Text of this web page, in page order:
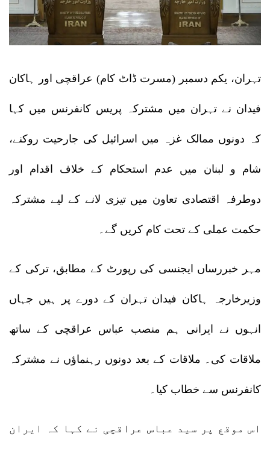
تہران، یکم دسمبر (مسرت ڈاٹ کام) عراقچی اور ہاکان
فیدان نے تہران میں مشترکہ پریس کانفرنس میں کہا
کہ دونوں ممالک غزہ میں اسرائیل کی جارحیت روکنے،
شام و لبنان میں عدم استحکام کے خلاف اقدام اور
دوطرفہ اقتصادی تعاون میں تیزی لانے کے لیے مشترکہ
حکمت عملی کے تحت کام کریں گے۔
مہر خبررساں ایجنسی کی رپورٹ کے مطابق، ترکی کے
وزیرخارجہ ہاکان فیدان تہران کے دورے پر ہیں جہاں
انہوں نے ایرانی ہم منصب عباس عراقچی کے ساتھ
ملاقات کی۔ ملاقات کے بعد دونوں رہنماؤں نے مشترکہ
کانفرنس سے خطاب کیا۔
اس موقع پر سید عباس عراقچی نے کہا کہ ایران